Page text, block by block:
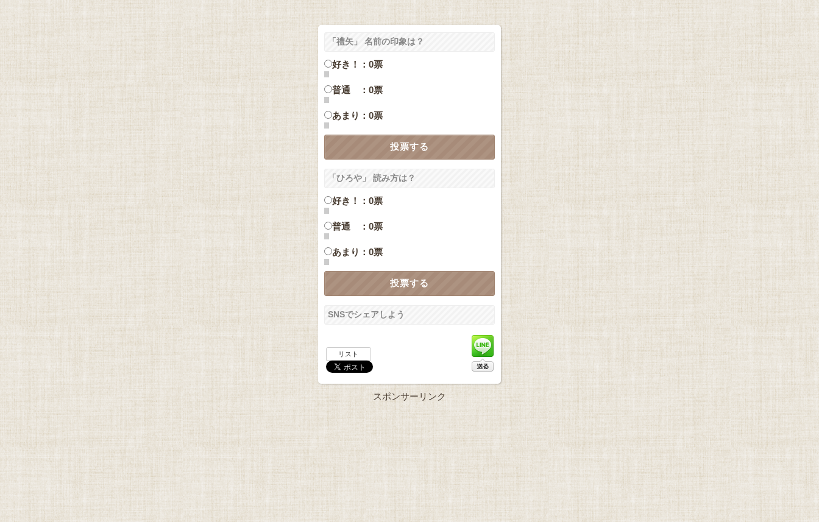
「禮矢」 名前の印象は？
好き！：0票
普通 ：0票
あまり：0票
「ひろや」 読み方は？
好き！：0票
普通 ：0票
あまり：0票
SNSでシェアしよう
リスト
スポンサーリンク